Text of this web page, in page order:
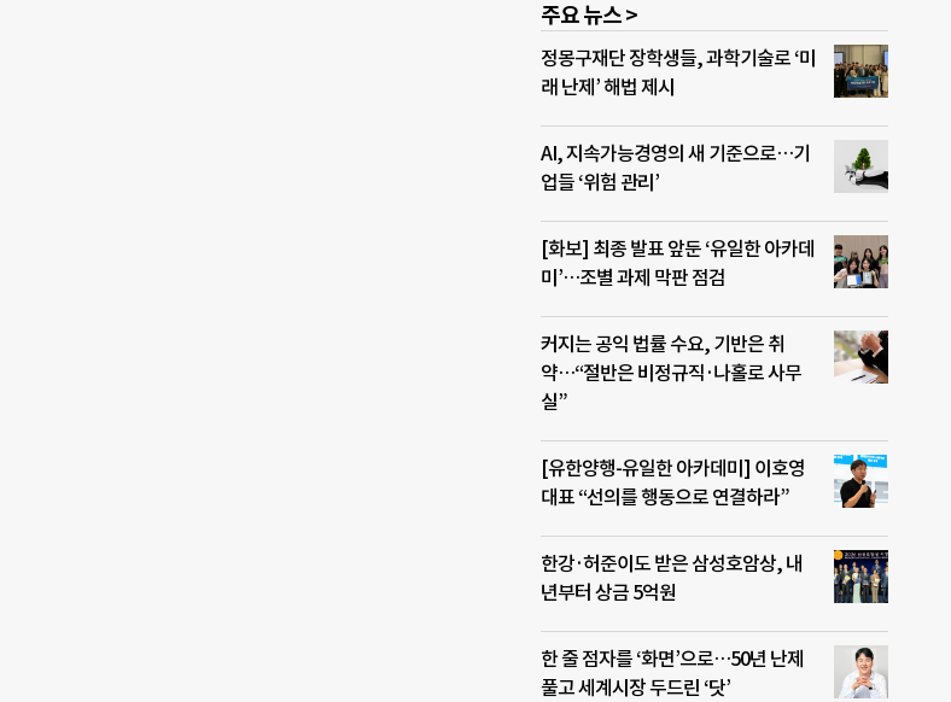
주요 뉴스 >
정몽구재단 장학생들, 과학기술로 ‘미
래 난제’ 해법 제시
AI, 지속가능경영의 새 기준으로…기
업들 ‘위험 관리’
[화보] 최종 발표 앞둔 ‘유일한 아카데
미’…조별 과제 막판 점검
커지는 공익 법률 수요, 기반은 취
약…“절반은 비정규직·나홀로 사무
실”
[유한양행-유일한 아카데미] 이호영
대표 “선의를 행동으로 연결하라”
한강·허준이도 받은 삼성호암상, 내
년부터 상금 5억원
한 줄 점자를 ‘화면’으로…50년 난제
풀고 세계시장 두드린 ‘닷’